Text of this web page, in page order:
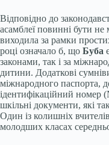
Відповідно до
асамблеї повинні бути
виходила за рамки
році означало б, що Буба
законами, так і за
дитини. Додаткові
міжнародного паспорта,
ідентифікаційний номер
шкільні документи, які
Один із колишніх
молодших класах